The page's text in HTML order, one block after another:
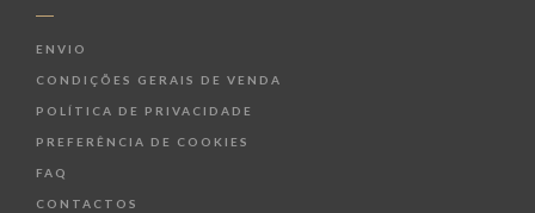
ENVIO
CONDIÇÕES GERAIS DE VENDA
POLÍTICA DE PRIVACIDADE
PREFERÊNCIA DE COOKIES
FAQ
CONTACTOS